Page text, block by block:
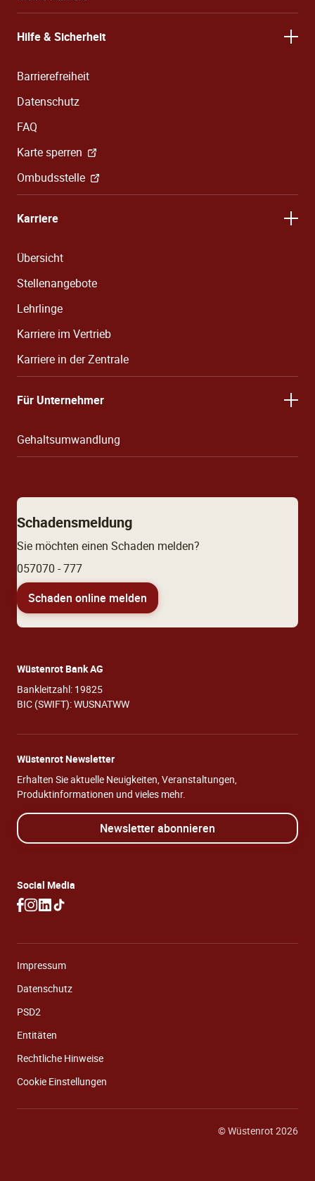
Hilfe & Sicherheit
Barrierefreiheit
Datenschutz
FAQ
Karte sperren
Ombudsstelle
Karriere
Übersicht
Stellenangebote
Lehrlinge
Karriere im Vertrieb
Karriere in der Zentrale
Für Unternehmer
Gehaltsumwandlung
Schadensmeldung
Sie möchten einen Schaden melden?
057070 - 777
Schaden online melden
Wüstenrot Bank AG
Bankleitzahl: 19825
BIC (SWIFT): WUSNATWW
Wüstenrot Newsletter
Erhalten Sie aktuelle Neuigkeiten, Veranstaltungen,
Produktinformationen und vieles mehr.
Newsletter abonnieren
Social Media
Impressum
Datenschutz
PSD2
Entitäten
Rechtliche Hinweise
Cookie Einstellungen
© Wüstenrot 2026